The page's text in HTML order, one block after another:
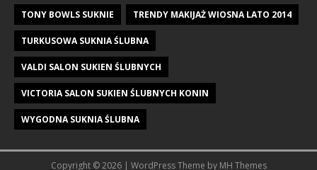
TONY BOWLS SUKNIE TRENDY MAKIJAŻ WIOSNA LATO 2014
TURKUSOWA SUKNIA ŚLUBNA
VALDI SALON SUKIEN ŚLUBNYCH
VICTORIA SALON SUKIEN ŚLUBNYCH KONIN
WYGODNA SUKNIA ŚLUBNA
Copyright © 2026 | WordPress Theme by MH Themes